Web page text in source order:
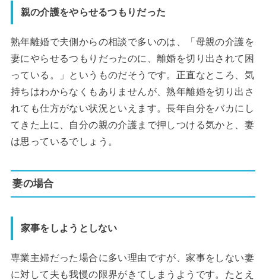
親の介護をやらせるつもりだった
熟年離婚で夫側からの相談で多いのは、「母親の介護を
妻にやらせるつもりだったのに、離婚を切り出されて困
っている。」というものだそうです。正直なところ、気
持ちはわからなくもありませんが、熟年離婚を切り出さ
れても仕方がない状況といえます。長年自分をバカにし
てきた上に、自分の親の介護まで押しつける気かと、妻
は思っているでしょう。
妻の場合
家事をしようとしない
専業主婦だった場合に多い理由ですが、家事をしない妻
に対して夫も我慢の限界がきてしまうようです。たとえ